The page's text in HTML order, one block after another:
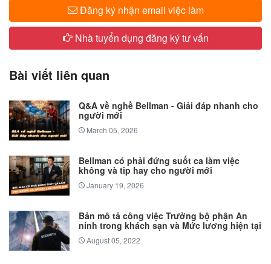
Đăng ký nhận email việc làm
Nhà tuyển dụng đăng ký tư vấn
Bài viết liên quan
Q&A về nghề Bellman - Giải đáp nhanh cho
người mới
March 05, 2026
Bellman có phải đứng suốt ca làm việc
không và tip hay cho người mới
January 19, 2026
Bản mô tả công việc Trưởng bộ phận An
ninh trong khách sạn và Mức lương hiện tại
August 05, 2022